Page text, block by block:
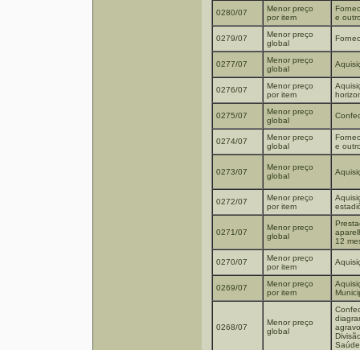
0280/07
Menor preço
por item
e
0279/07
Menor preço
global
0277/07
Menor preço
global
0276/07
Menor preço
por item
0275/07
Menor preço
global
0274/07
Menor preço
global
e
0273/07
Menor preço
global
0272/07
Menor preço
por item
0271/07
Menor preço
global
12
0270/07
Menor preço
por item
0269/07
Menor preço
por item
0268/07
Menor preço
global
Saúde